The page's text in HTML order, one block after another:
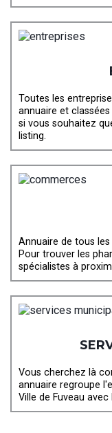
Toutes les
annuaire et
si vous souhaitez
listing.
Annuaire de tous
Pour trouver les
spécialistes à
Vous cherchez là
annuaire regroupe
Ville de Fuveau